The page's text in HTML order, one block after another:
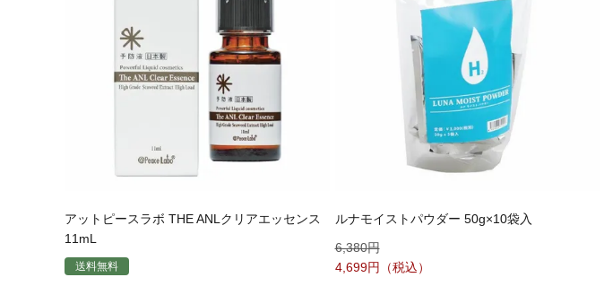
アットピースラボ THE ANLクリアエッセンス
11mL
送料無料
ルナモイストパウダー 50g×10袋入
6,380
4,699